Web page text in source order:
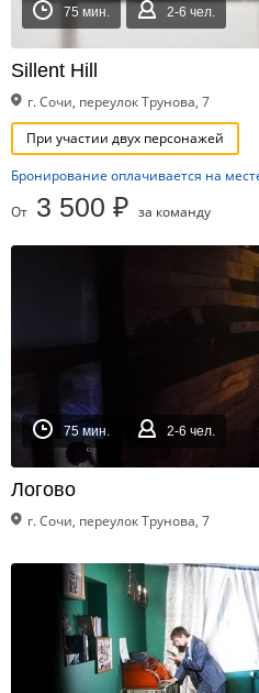
75 мин. 2-6 чел.
Sillent Hill
г. Сочи, переулок Трунова, 7
При участии двух персонажей
Бронирование оплачивается на
От 3 500 ₽ за команду
75 мин. 2-6 чел.
Логово
г. Сочи, переулок Трунова, 7